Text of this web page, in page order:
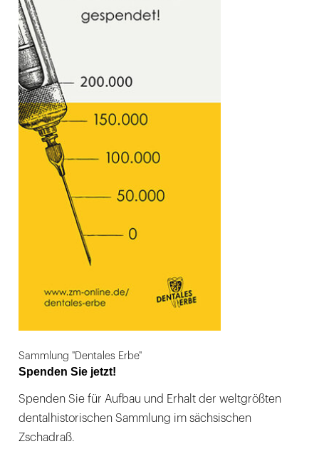
Sammlung "Dentales Erbe"
Spenden Sie jetzt!
Spenden Sie für Aufbau und Erhalt der weltgrößten
dentalhistorischen Sammlung im sächsischen
Zschadraß.